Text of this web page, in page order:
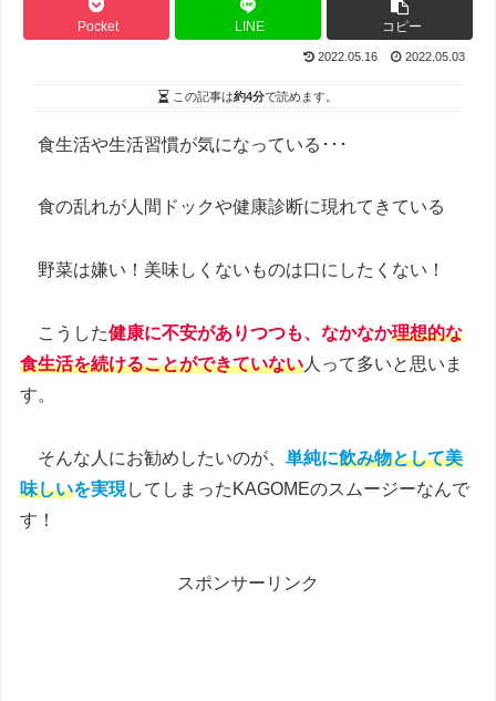
Pocket LINE コピー
2022.05.16 2022.05.03
この記事は約4分で読めます。
食生活や生活習慣が気になっている･･･
食の乱れが人間ドックや健康診断に現れてきている
野菜は嫌い！美味しくないものは口にしたくない！
こうした健康に不安がありつつも、なかなか理想的な
食生活を続けることができていない 人って多いと思いま
す。
そんな人にお勧めしたいのが、単純に飲み物として美
味しいを実現してしまったKAGOMEのスムージーなんで
す！
スポンサーリンク